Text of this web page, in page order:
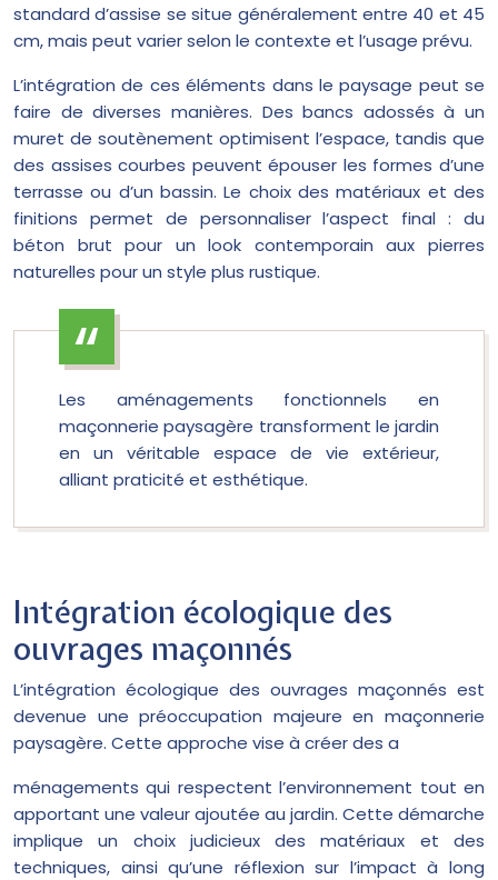
standard d’assise se situe généralement entre 40 et 45
cm, mais peut varier selon le contexte et l’usage prévu.
L’intégration de ces éléments dans le paysage peut se
faire de diverses manières. Des bancs adossés à un
muret de soutènement optimisent l’espace, tandis que
des assises courbes peuvent épouser les formes d’une
terrasse ou d’un bassin. Le choix des matériaux et des
finitions permet de personnaliser l’aspect final : du
béton brut pour un look contemporain aux pierres
naturelles pour un style plus rustique.
Les aménagements fonctionnels en
maçonnerie paysagère transforment le jardin
en un véritable espace de vie extérieur,
alliant praticité et esthétique.
Intégration écologique des
ouvrages maçonnés
L’intégration écologique des ouvrages maçonnés est
devenue une préoccupation majeure en maçonnerie
paysagère. Cette approche vise à créer des a
ménagements qui respectent l’environnement tout en
apportant une valeur ajoutée au jardin. Cette démarche
implique un choix judicieux des matériaux et des
techniques, ainsi qu’une réflexion sur l’impact à long